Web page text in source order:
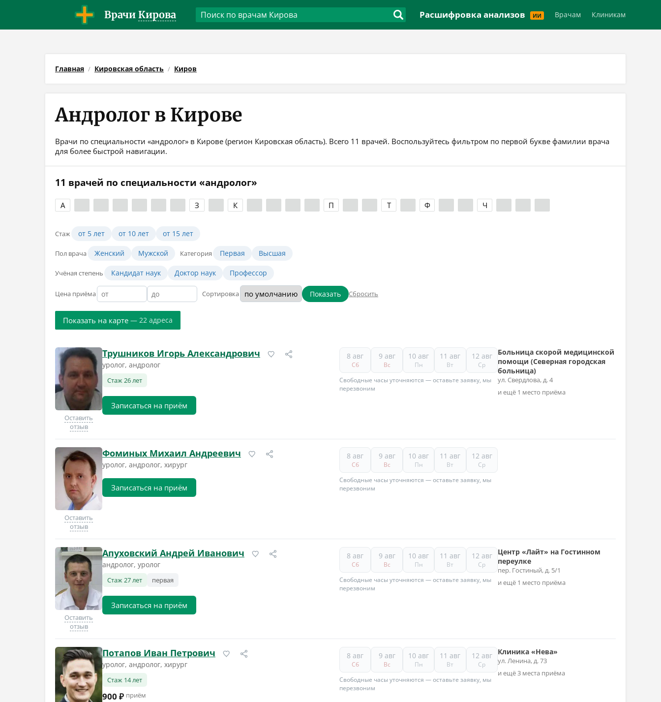
Врачи Кирова Расшифровка анализов ИИ Врачам Клиникам
Главная Кировская область Киров
Андролог в Кирове
Врачи по специальности «андролог» в Кирове (регион Кировская область). Всего 11 врачей. Воспользуйтесь фильтром по первой букве фамилии врача
для более быстрой навигации.
11 врачей по специальности «андролог»
А З К П Т Ф Ч
Стаж от 5 лет от 10 лет от 15 лет
Пол врача Женский Мужской Категория Первая Высшая
Учёная степень Кандидат наук Доктор наук Профессор
Цена приёма Сортировка Показать Сбросить
Показать на карте — 22 адреса
Оставить
отзыв
Трушников Игорь Александрович
уролог, андролог
Стаж 26 лет
Записаться на приём
8 авг
Сб
9 авг
Вс
10 авг
Пн
11 авг
Вт
12 авг
Ср
Свободные часы уточняются — оставьте заявку, мы
перезвоним
Больница скорой медицинской
помощи (Северная городская
больница)
ул. Свердлова, д. 4
и ещё 1 место приёма
Оставить
отзыв
Фоминых Михаил Андреевич
уролог, андролог, хирург
Записаться на приём
8 авг
Сб
9 авг
Вс
10 авг
Пн
11 авг
Вт
12 авг
Ср
Свободные часы уточняются — оставьте заявку, мы
перезвоним
Оставить
отзыв
Апуховский Андрей Иванович
андролог, уролог
Стаж 27 лет первая
Записаться на приём
8 авг
Сб
9 авг
Вс
10 авг
Пн
11 авг
Вт
12 авг
Ср
Свободные часы уточняются — оставьте заявку, мы
перезвоним
Центр «Лайт» на Гостинном
переулке
пер. Гостиный, д. 5/1
и ещё 1 место приёма
Потапов Иван Петрович
уролог, андролог, хирург
Стаж 14 лет
900 ₽ приём
8 авг
Сб
9 авг
Вс
10 авг
Пн
11 авг
Вт
12 авг
Ср
Свободные часы уточняются — оставьте заявку, мы
перезвоним
Клиника «Нева»
ул. Ленина, д. 73
и ещё 3 места приёма